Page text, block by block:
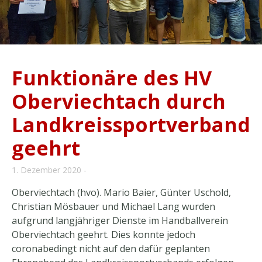
Funktionäre des HV
Oberviechtach durch
Landkreissportverband
geehrt
1. Dezember 2020
Oberviechtach (hvo). Mario Baier, Günter Uschold,
Christian Mösbauer und Michael Lang wurden
aufgrund langjähriger Dienste im Handballverein
Oberviechtach geehrt. Dies konnte jedoch
coronabedingt nicht auf den dafür geplanten